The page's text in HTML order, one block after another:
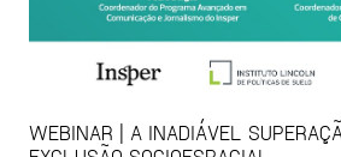
WEBINAR | A INADIÁVEL